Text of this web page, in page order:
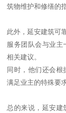
筑物维护和修缮的
此外，延安建筑可
服务团队会与业主
相关建议。
同时，他们还会根
满足业主的特殊要求
总的来说，延安建